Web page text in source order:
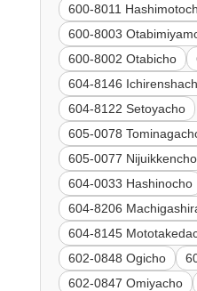
600-8011
600-8003
600-8002 Otabicho
604-8146
604-8122 Setoyacho
605-0078
605-0077 Nijuikkencho
604-0033 Hashinocho
604-8206
604-8145
602-0848 Ogicho
602-0847 Omiyacho